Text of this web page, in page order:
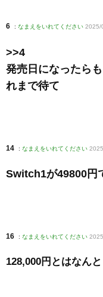
6 : なまえをいれてください 2025/
>>4
発売日になったら
れまで待て
14 : なまえをいれてください
Switch1が49800円
16 : なまえをいれてください
128,000円とはなん